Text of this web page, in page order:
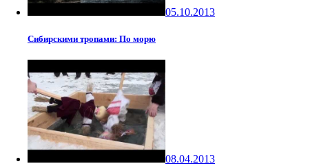
05.10.2013
Сибирскими тропами: По морю
08.04.2013